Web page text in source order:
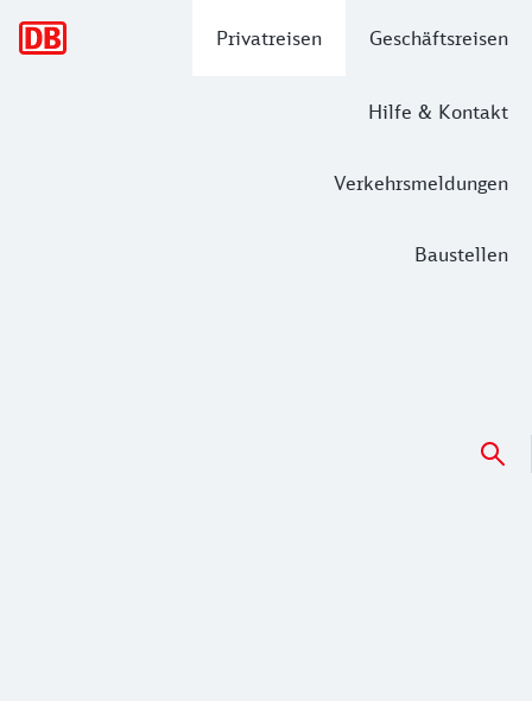
Privatreisen Geschäftsreisen
Hilfe & Kontakt
Verkehrsmeldungen
Baustellen